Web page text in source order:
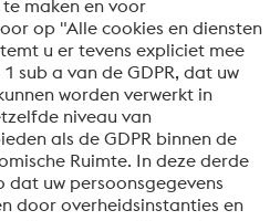
producten en diensten te
te blijven van onze
meer, accepteert u uw
nieuwsbrief.